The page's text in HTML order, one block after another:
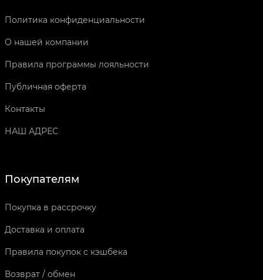
Политика конфиденциальности
О нашей компании
Правила программы лояльности
Публичная оферта
Контакты
НАШ АДРЕС
Покупателям
Покупка в рассрочку
Доставка и оплата
Правила покупок с кэшбека
Возврат / обмен